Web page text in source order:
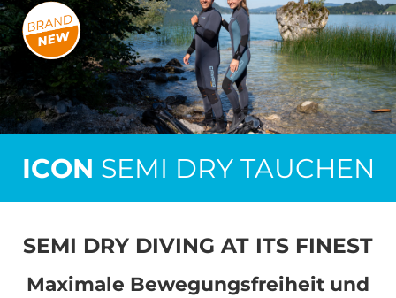
ICON SEMI DRY TAUCHEN
SEMI DRY DIVING AT ITS FINEST
Maximale Bewegungsfreiheit und